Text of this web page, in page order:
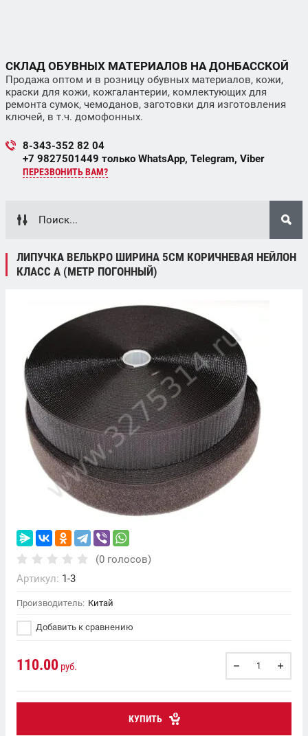
СКЛАД ОБУВНЫХ МАТЕРИАЛОВ НА ДОНБАССКОЙ
Продажа оптом и в розницу обувных материалов, кожи,
краски для кожи, кожгалантерии, комлектующих для
ремонта сумок, чемоданов, заготовки для изготовления
ключей, в т.ч. домофонных.
8-343-352 82 04
+7 9827501449 только WhatsApp, Telegram, Viber
ПЕРЕЗВОНИТЬ ВАМ?
ЛИПУЧКА ВЕЛЬКРО ШИРИНА 5СМ КОРИЧНЕВАЯ НЕЙЛОН
КЛАСС А (МЕТР ПОГОННЫЙ)
(0 голосов)
Артикул: 1-3
Производитель: Китай
Добавить к сравнению
110.00 руб.
КУПИТЬ